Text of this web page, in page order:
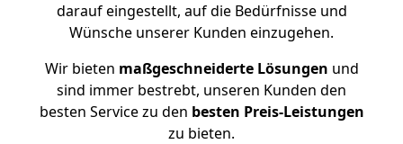
darauf eingestellt, auf die Bedürfnisse und
Wünsche unserer Kunden einzugehen.
Wir bieten maßgeschneiderte Lösungen und
sind immer bestrebt, unseren Kunden den
besten Service zu den besten Preis-Leistungen
zu bieten.